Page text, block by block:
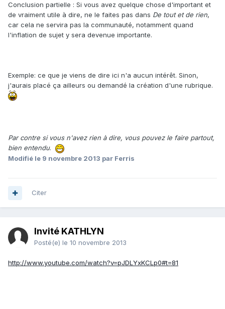
Conclusion partielle : Si vous avez quelque chose d'important et
de vraiment utile à dire, ne le faites pas dans De tout et de rien,
car cela ne servira pas la communauté, notamment quand
l'inflation de sujet y sera devenue importante.
Exemple: ce que je viens de dire ici n'a aucun intérêt. Sinon,
j'aurais placé ça ailleurs ou demandé la création d'une rubrique.
Par contre si vous n'avez rien à dire, vous pouvez le faire partout,
bien entendu.
Modifié le 9 novembre 2013 par Ferris
Citer
Invité KATHLYN
Posté(e) le 10 novembre 2013
http://www.youtube.com/watch?v=pJDLYxKCLp0#t=81